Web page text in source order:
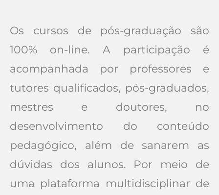
Os cursos de pós-graduação são
100% on-line. A participação é
acompanhada por professores e
tutores qualificados, pós-graduados,
mestres e doutores, no
desenvolvimento do conteúdo
pedagógico, além de sanarem as
dúvidas dos alunos. Por meio de
uma plataforma multidisciplinar de